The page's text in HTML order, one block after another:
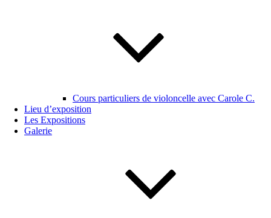
Cours particuliers de violoncelle avec Carole C.
Lieu d’exposition
Les Expositions
Galerie